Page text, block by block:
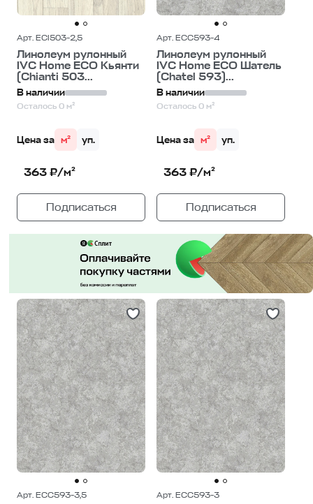
Арт. ECI503-2,5
Линолеум рулонный
IVC Home ECO Кьянти
(Chianti 503...
В наличии
Осталось 0 м²
Цена за м² уп.
363 ₽/м²
Подписаться
Арт. ECC593-4
Линолеум рулонный
IVC Home ECO Шатель
(Chatel 593)...
В наличии
Осталось 0 м²
Цена за м² уп.
363 ₽/м²
Подписаться
Арт. ECC593-3,5 Арт. ECC593-3